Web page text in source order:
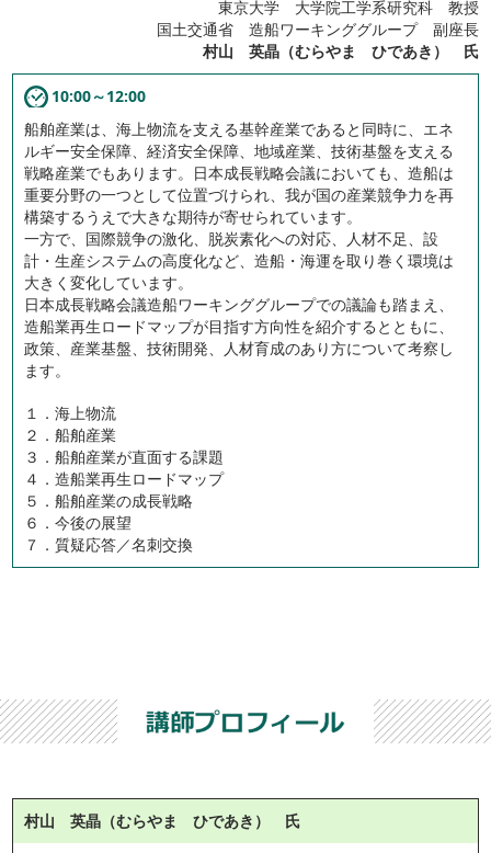
東京大学 大学院工学系研究科 教授
国土交通省 造船ワーキンググループ 副座長
村山 英晶（むらやま ひであき） 氏
10:00～12:00
船舶産業は、海上物流を支える基幹産業であると同時に、エネ
ルギー安全保障、経済安全保障、地域産業、技術基盤を支える
戦略産業でもあります。日本成長戦略会議においても、造船は
重要分野の一つとして位置づけられ、我が国の産業競争力を再
構築するうえで大きな期待が寄せられています。
一方で、国際競争の激化、脱炭素化への対応、人材不足、設
計・生産システムの高度化など、造船・海運を取り巻く環境は
大きく変化しています。
日本成長戦略会議造船ワーキンググループでの議論も踏まえ、
造船業再生ロードマップが目指す方向性を紹介するとともに、
政策、産業基盤、技術開発、人材育成のあり方について考察し
ます。
１．海上物流
２．船舶産業
３．船舶産業が直面する課題
４．造船業再生ロードマップ
５．船舶産業の成長戦略
６．今後の展望
７．質疑応答／名刺交換
村山 英晶（むらやま ひであき） 氏